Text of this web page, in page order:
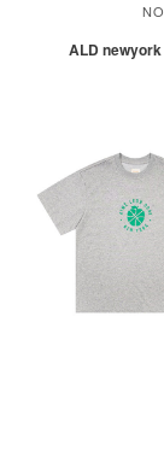
ALD newyork